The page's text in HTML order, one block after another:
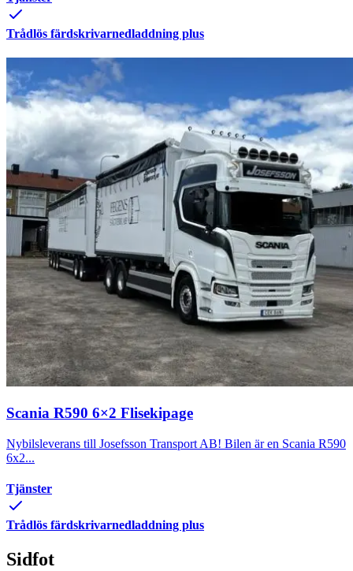
Trådlös färdskrivarnedladdning plus
Scania R590 6×2 Flisekipage
Nybilsleverans till Josefsson Transport AB! Bilen är en Scania R590
6x2...
Tjänster
Trådlös färdskrivarnedladdning plus
Sidfot